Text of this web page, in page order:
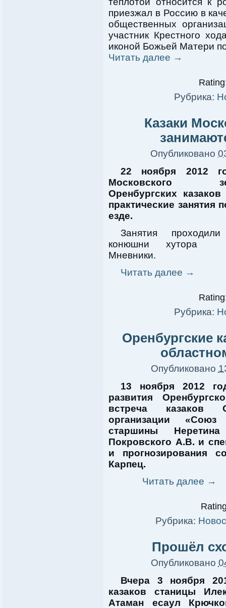
приезжал в Россию в
общественных
участник Крестного
иконой Божьей Матери
Читать далее →
Рубрика:
Казаки
Опубликовано
22 ноября 2012
Московского
Оренбургских
практические занятия
езде.
Занятия
конюшни хутора
Мневники.
Читать далее →
Рубрика:
Оренбургские
Опубликовано
13 ноября 2012
развития
встреча казаков
организации
старшины
Покровского А.В. и
и прогнозирования
Карпец.
Читать далее →
Рубрика:
Прошёл
Опубликовано
Вчера 3 ноября
казаков станицы
Атаман есаул